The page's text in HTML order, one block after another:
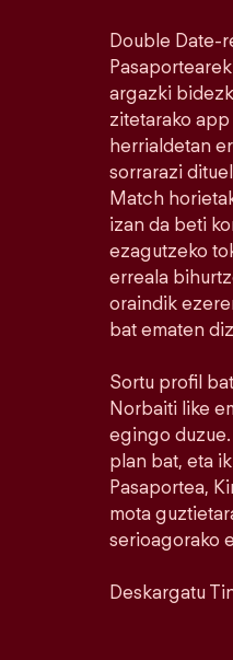
Double Date-
argazki
zitetarako
herrialdetan
sorrarazi
Match
izan da beti
ezagutzeko
erreala
oraindik
bat ematen
Sortu profil
Norbaiti like
egingo
plan bat, eta
Pasaportea,
mota
serioagorako
Deskargatu